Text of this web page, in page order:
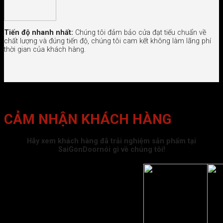
Tiến độ nhanh nhất: Chúng tôi đảm bảo cửa đạt tiếu chuẩn về
chất lượng và đúng tiến độ, chúng tôi cam kết không làm lãng phí
thời gian của khách hàng.
CẢM NHẬN KHÁCH HÀNG
Hãy xem khách hàng đã trải nghiệm sản phẩm tại
SaiGonDoornói gì về chúng tôi!